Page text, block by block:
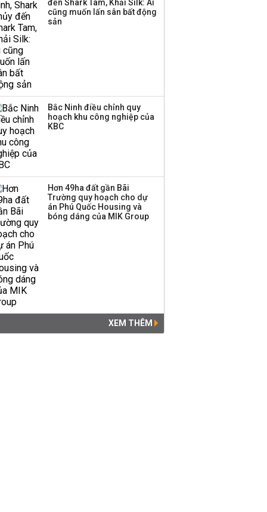
Thành viên HĐQT
đến Shark Tam, Khải Silk: Ai
cũng muốn lấn sân bất động
sản
Bắc Ninh điều chỉnh quy
hoạch khu công nghiệp của
KBC
Hơn 49ha đất gần Bãi
Trường quy hoạch cho dự
án Phú Quốc Housing và
bóng dáng của MIK Group
XEM THÊM